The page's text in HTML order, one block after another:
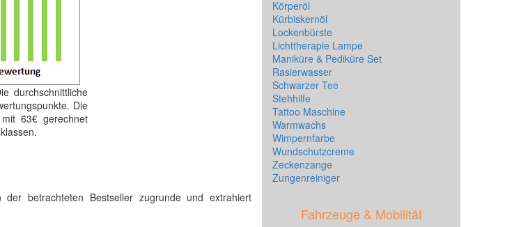
durchschnittliche
Die
63€ gerechnet
betrachteten Bestseller zugrunde und extrahiert
Körperöl
Kürbiskernöl
Lockenbürste
Lichttherapie Lampe
Maniküre & Pediküre Set
Rasierwasser
Schwarzer Tee
Stehhilfe
Tattoo Maschine
Warmwachs
Wimpernfarbe
Wundschutzcreme
Zeckenzange
Zungenreiniger
Fahrzeuge & Mobilität